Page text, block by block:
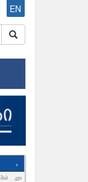
EN
›
ᲨᲐᲑ ᲙᲕᲘ